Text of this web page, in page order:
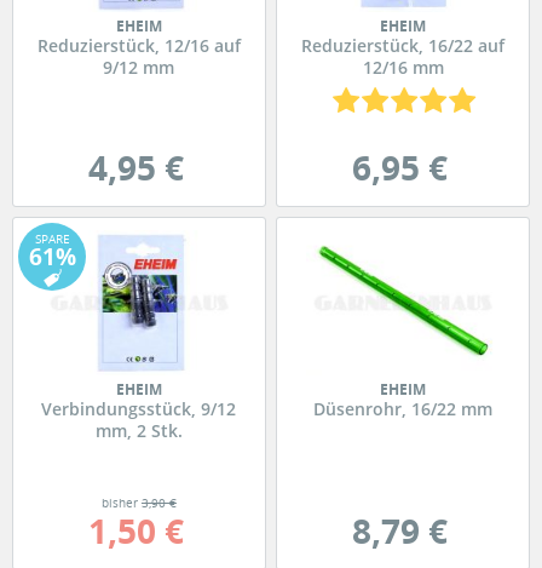
EHEIM
Reduzierstück, 12/16 auf
9/12 mm
4,95 €
EHEIM
Reduzierstück, 16/22 auf
12/16 mm
6,95 €
SPARE
61%
EHEIM
Verbindungsstück, 9/12
mm, 2 Stk.
bisher 3,90 €
1,50 €
EHEIM
Düsenrohr, 16/22 mm
8,79 €